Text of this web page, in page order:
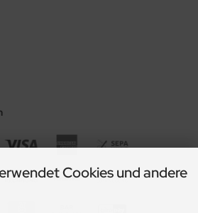
Cookies und andere